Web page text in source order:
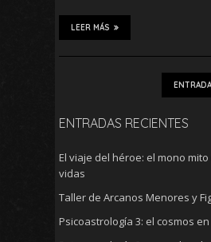
LEER MÁS
ENTRADAS RECIENTES
El viaje del héroe: el mono
vidas
Taller de Arcanos Menores y
Psicoastrología 3: el cosmos